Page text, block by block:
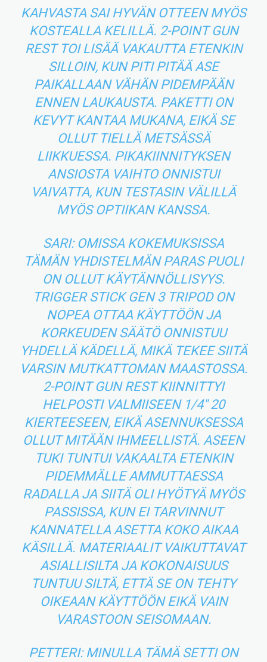
KAHVASTA SAI HYVÄN OTTEEN MYÖS
KOSTEALLA KELILLÄ. 2-POINT GUN
REST TOI LISÄÄ VAKAUTTA ETENKIN
SILLOIN, KUN PITI PITÄÄ ASE
PAIKALLAAN VÄHÄN PIDEMPÄÄN
ENNEN LAUKAUSTA. PAKETTI ON
KEVYT KANTAA MUKANA, EIKÄ SE
OLLUT TIELLÄ METSÄSSÄ
LIIKKUESSA. PIKAKIINNITYKSEN
ANSIOSTA VAIHTO ONNISTUI
VAIVATTA, KUN TESTASIN VÄLILLÄ
MYÖS OPTIIKAN KANSSA.
SARI: OMISSA KOKEMUKSISSA
TÄMÄN YHDISTELMÄN PARAS PUOLI
ON OLLUT KÄYTÄNNÖLLISYYS.
TRIGGER STICK GEN 3 TRIPOD ON
NOPEA OTTAA KÄYTTÖÖN JA
KORKEUDEN SÄÄTÖ ONNISTUU
YHDELLÄ KÄDELLÄ, MIKÄ TEKEE SIITÄ
VARSIN MUTKATTOMAN MAASTOSSA.
2-POINT GUN REST KIINNITTYI
HELPOSTI VALMIISEEN 1/4″ 20
KIERTEESEEN, EIKÄ ASENNUKSESSA
OLLUT MITÄÄN IHMEELLISTÄ. ASEEN
TUKI TUNTUI VAKAALTA ETENKIN
PIDEMMÄLLE AMMUTTAESSA
RADALLA JA SIITÄ OLI HYÖTYÄ MYÖS
PASSISSA, KUN EI TARVINNUT
KANNATELLA ASETTA KOKO AIKAA
KÄSILLÄ. MATERIAALIT VAIKUTTAVAT
ASIALLISILTA JA KOKONAISUUS
TUNTUU SILTÄ, ETTÄ SE ON TEHTY
OIKEAAN KÄYTTÖÖN EIKÄ VAIN
VARASTOON SEISOMAAN.
PETTERI: MINULLA TÄMÄ SETTI ON